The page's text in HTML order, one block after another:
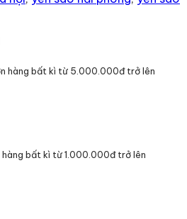
hàng bất kì từ 5.000.000đ trở lên
bất kì từ 1.000.000đ trở lên